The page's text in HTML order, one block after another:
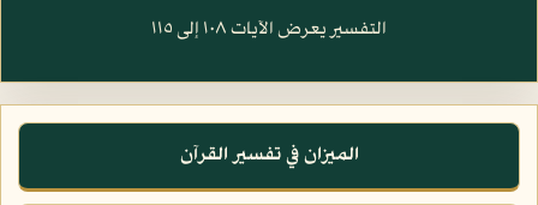
التفسير يعرض الآيات ١٠٨ إلى ١١٥
الميزان في تفسير القرآن